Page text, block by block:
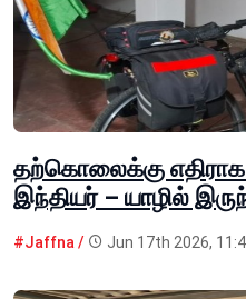
தற்கொலைக்கு எதிராக
இந்தியர் – யாழில்
#Jaffna / Jun 17th 2026,